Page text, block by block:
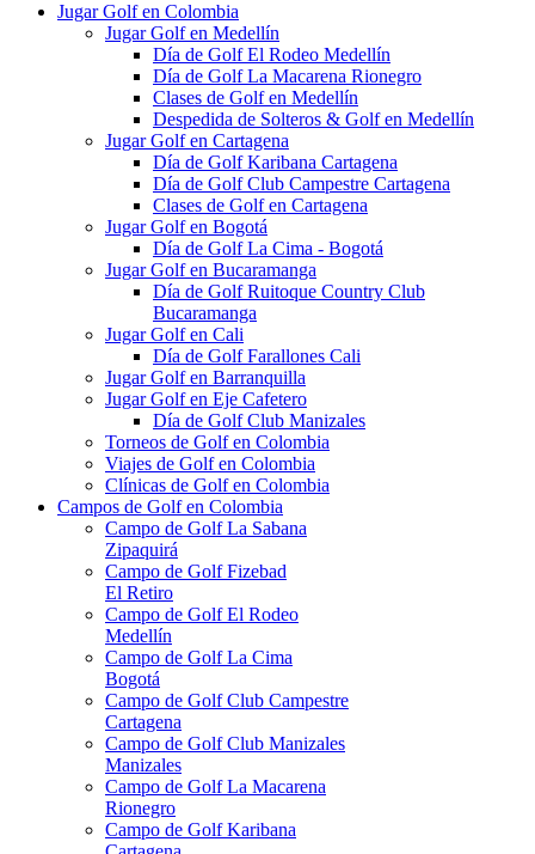
Jugar Golf en Colombia
Jugar Golf en Medellín
Día de Golf El Rodeo Medellín
Día de Golf La Macarena Rionegro
Clases de Golf en Medellín
Despedida de Solteros & Golf en Medellín
Jugar Golf en Cartagena
Día de Golf Karibana Cartagena
Día de Golf Club Campestre Cartagena
Clases de Golf en Cartagena
Jugar Golf en Bogotá
Día de Golf La Cima - Bogotá
Jugar Golf en Bucaramanga
Día de Golf Ruitoque Country Club
Bucaramanga
Jugar Golf en Cali
Día de Golf Farallones Cali
Jugar Golf en Barranquilla
Jugar Golf en Eje Cafetero
Día de Golf Club Manizales
Torneos de Golf en Colombia
Viajes de Golf en Colombia
Clínicas de Golf en Colombia
Campos de Golf en Colombia
Campo de Golf La Sabana
Zipaquirá
Campo de Golf Fizebad
El Retiro
Campo de Golf El Rodeo
Medellín
Campo de Golf La Cima
Bogotá
Campo de Golf Club Campestre
Cartagena
Campo de Golf Club Manizales
Manizales
Campo de Golf La Macarena
Rionegro
Campo de Golf Karibana